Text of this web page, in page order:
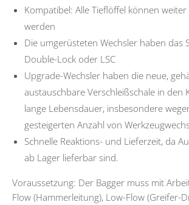
Kompatibel: Alle Tieflöffel können
werden
Die umgerüsteten Wechsler haben das
Double-Lock oder LSC
Upgrade-Wechsler haben die neue,
austauschbare Verschleißschale in den
lange Lebensdauer, insbesondere
gesteigerten Anzahl von
Schnelle Reaktions- und Lieferzeit, da
ab Lager lieferbar sind.
Voraussetzung: Der Bagger muss mit
Flow (Hammerleitung), Low-Flow (Greifer-